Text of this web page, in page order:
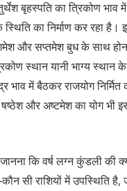
बृहस्पति का त्रिकोण भाव
स्थिति का निर्माण कर रहा है।
और सप्तमेश बुध के साथ
स्थान यानी भाग्य स्थान के
भाव में बैठकर राजयोग
और अष्टमेश का योग भी
कि वर्ष लग्न कुंडली की
सी राशियों में उपस्थिति है,